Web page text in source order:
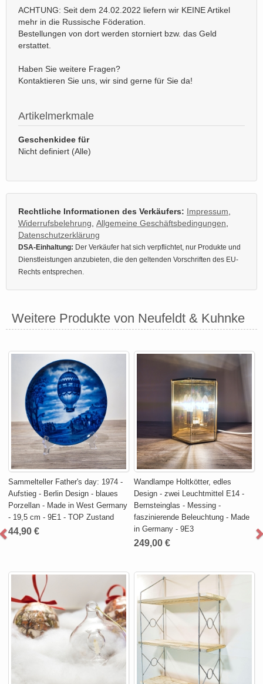
ACHTUNG: Seit dem 24.02.2022 liefern wir KEINE Artikel
mehr in die Russische Föderation.
Bestellungen von dort werden storniert bzw. das Geld
erstattet.
Haben Sie weitere Fragen?
Kontaktieren Sie uns, wir sind gerne für Sie da!
Artikelmerkmale
Geschenkidee für
Nicht definiert (Alle)
Rechtliche Informationen des Verkäufers: Impressum,
Widerrufsbelehrung, Allgemeine Geschäftsbedingungen,
Datenschutzerklärung
DSA-Einhaltung: Der Verkäufer hat sich verpflichtet, nur Produkte und
Dienstleistungen anzubieten, die den geltenden Vorschriften des EU-
Rechts entsprechen.
Weitere Produkte von Neufeldt & Kuhnke
Sammelteller Father's day: 1974 -
Aufstieg - Berlin Design - blaues
Porzellan - Made in West Germany
- 19,5 cm - 9E1 - TOP Zustand
44,90 €
Wandlampe Holtkötter, edles
Design - zwei Leuchtmittel E14 -
Bernsteinglas - Messing -
faszinierende Beleuchtung - Made
in Germany - 9E3
249,00 €